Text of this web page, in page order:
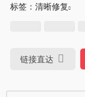
标签： 清晰修复
链接直达